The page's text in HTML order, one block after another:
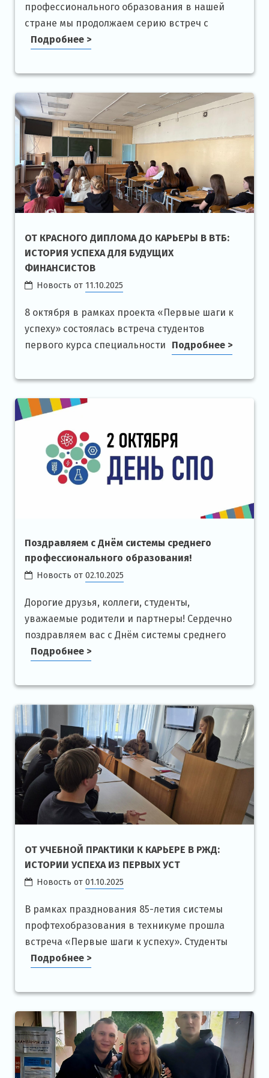
профессионального образования в нашей
стране мы продолжаем серию встреч с
Подробнее >
ОТ КРАСНОГО ДИПЛОМА ДО КАРЬЕРЫ В ВТБ:
ИСТОРИЯ УСПЕХА ДЛЯ БУДУЩИХ
ФИНАНСИСТОВ
Новость от 11.10.2025
8 октября в рамках проекта «Первые шаги к
успеху» состоялась встреча студентов
первого курса специальности
Подробнее >
Поздравляем с Днём системы среднего
профессионального образования!
Новость от02.10.2025
Дорогие друзья, коллеги, студенты,
уважаемые родители и партнеры! Сердечно
поздравляем вас с Днём системы среднего
Подробнее >
ОТ УЧЕБНОЙ ПРАКТИКИ К КАРЬЕРЕ В РЖД:
ИСТОРИИ УСПЕХА ИЗ ПЕРВЫХ УСТ
Новость от01.10.2025
В рамках празднования 85-летия системы
профтехобразования в техникуме прошла
встреча «Первые шаги к успеху». Студенты
Подробнее >